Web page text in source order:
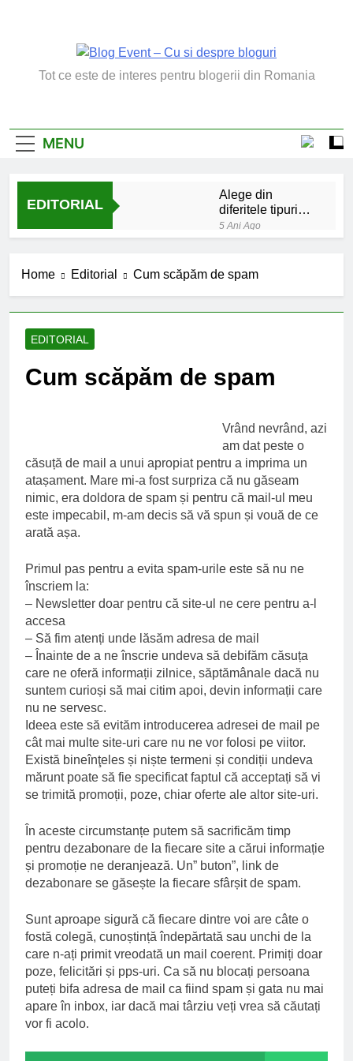
Blog Event – Cu Si
Tot ce este de interes pentru blogerii din Romania
MENU
EDITORIAL
Alege din
diferitele tipuri
de bratara de
argint
5 Ani Ago
5 Ani Ago
campanie ale lui
Donald Trump
beneficiile contactului
cu Pamantul
6 Ani Ago
Este posibil sa ne
iertam?
6 Ani Ago
Home Editorial Cum scăpăm de spam
EDITORIAL
Cum scăpăm de spam
Vrând nevrând, azi
am dat peste o
căsuță de mail a unui apropiat pentru a imprima un
atașament. Mare mi-a fost surpriza că nu găseam
nimic, era doldora de spam și pentru că mail-ul meu
este impecabil, m-am decis să vă spun și vouă de ce
arată așa.
Primul pas pentru a evita spam-urile este să nu ne
înscriem la:
– Newsletter doar pentru că site-ul ne cere pentru a-l
accesa
– Să fim atenți unde lăsăm adresa de mail
– Înainte de a ne înscrie undeva să debifăm căsuța
care ne oferă informații zilnice, săptămânale dacă nu
suntem curioși să mai citim apoi, devin informații care
nu ne servesc.
Ideea este să evităm introducerea adresei de mail pe
cât mai multe site-uri care nu ne vor folosi pe viitor.
Există bineînţeles și niște termeni și condiții undeva
mărunt poate să fie specificat faptul că acceptați să vi
se trimită promoții, poze, chiar oferte ale altor site-uri.
În aceste circumstanțe putem să sacrificăm timp
pentru dezabonare de la fiecare site a cărui informație
și promoție ne deranjează. Un” buton”, link de
dezabonare se găsește la fiecare sfârșit de spam.
Sunt aproape sigură că fiecare dintre voi are câte o
fostă colegă, cunoștință îndepărtată sau unchi de la
care n-ați primit vreodată un mail coerent. Primiți doar
poze, felicitări și pps-uri. Ca să nu blocați persoana
puteți bifa adresa de mail ca fiind spam și gata nu mai
apare în inbox, iar dacă mai târziu veți vrea să căutați
vor fi acolo.